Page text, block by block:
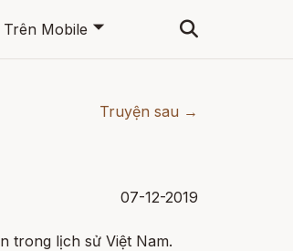
Trên Mobile 🞃
Truyện sau →
07-12-2019
trong lịch sử Việt Nam.